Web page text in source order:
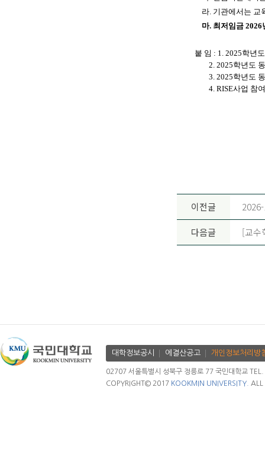
라. 기관에서는 교
마. 최저임금
붙 임 : 1. 2025학년
2. 2025학년도 동
3. 2025학년도 동
4. RISE사업 참여
이전글
다음글 [교수
대학정보공시 에결산공고 개인정보처리방
02707 서울특별시 성북구 정릉로 77 국민대학교
COPYRIGHT© 2017 KOOKMIN UNIVERSITY. ALL